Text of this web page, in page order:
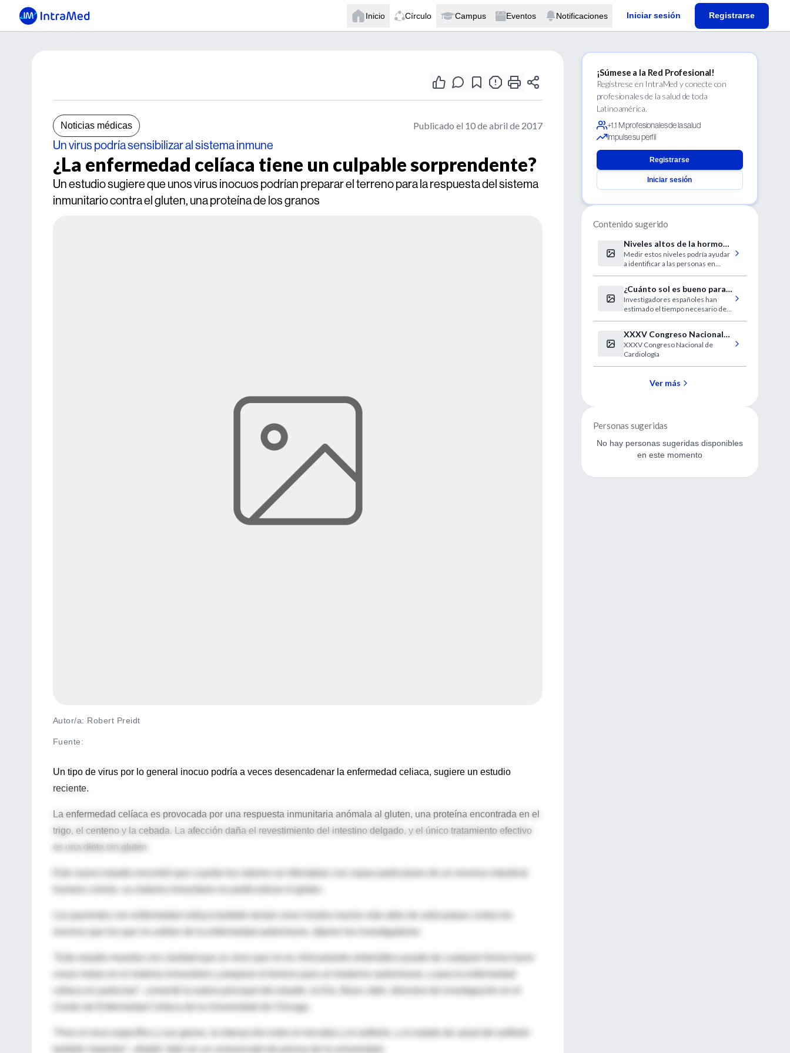
Inicio Círculo Campus Eventos Notificaciones Iniciar sesión Registrarse
Noticias médicas Publicado el 10 de abril de 2017
Un virus podría sensibilizar al sistema inmune
¿La enfermedad celíaca tiene un culpable sorprendente?
Un estudio sugiere que unos virus inocuos podrían preparar el terreno para la respuesta del sistema
inmunitario contra el gluten, una proteína de los granos
Autor/a: Robert Preidt
Fuente:
Un tipo de virus por lo general inocuo podría a veces desencadenar la enfermedad celiaca, sugiere un estudio
reciente.
La enfermedad celíaca es provocada por una respuesta inmunitaria anómala al gluten, una proteína encontrada en el
trigo, el centeno y la cebada. La afección daña el revestimiento del intestino delgado, y el único tratamiento efectivo
es una dieta sin gluten.
reovirus que los que no sufrían de la enfermedad autoinmune, dijeron los investigadores.
celíaca en particular", comentó la autora principal del estudio, la Dra. Bana Jabri, directora de investigación en el
Centro de Enfermedad Celíaca de la Universidad de Chicago.
"Pero el virus específico y sus genes, la interacción entre el microbio y el anfitrión, y el estado de salud del anfitrión
también importan", añadió Jabri en un comunicado de prensa de la universidad.
¡Súmese a la Red Profesional!
Regístrese en IntraMed y conecte con
profesionales de la salud de toda
Latinoamérica.
+1.1 M profesionales de la salud
Impulse su perfil
Registrarse
Iniciar sesión
Contenido sugerido
Niveles altos de la hormona
tiroidea y rigidez arterial
Medir estos niveles podría ayudar
a identificar a las personas en
¿Cuánto sol es bueno para
la salud?
Investigadores españoles han
estimado el tiempo necesario de
de vitamina D
XXXV Congreso Nacional
de Cardiología
XXXV Congreso Nacional de
Cardiología
Ver más
Personas sugeridas
No hay personas sugeridas disponibles
en este momento